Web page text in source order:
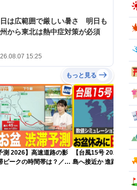
は広範囲で厳しい暑さ 明日も
から東北は熱中症対策が必須
15:25
もっと見る
測 2026】高速道路の影
ピークの時間帯は？／
【台風15号 2026年】
島へ接近か 進路予想に